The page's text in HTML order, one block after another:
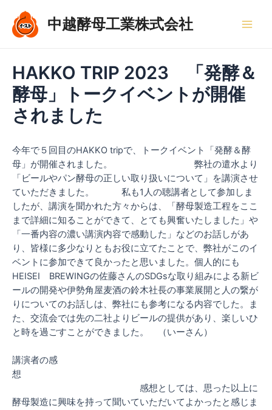
中越酵母工業株式会社
HAKKO TRIP 2023 「発酵＆
酵母」トークイベントが開催
されました
今年で５回目のHAKKO tripで、トークイベント「発酵＆酵
母」が開催されました。 弊社の遣水より
「ビールやパン酵母の正しい取り扱いについて」を講演させ
ていただきました。 私も1人の聴講者として参加しま
したが、講演を聞かれた方々からは、「酵母製造工程をここ
まで詳細に知ることができて、とても興奮いたしました」や
「一番内容の濃い講演内容で感動した」などのお話しがあ
り、皆様に多少なりともお役に立てたことで、弊社がこのイ
ベントに参加できて良かったと思いました。個人的にも
HEISEI BREWINGの佐藤さんのSDGsな取り組みによる新ビ
ールの開発や伊勢角屋麦酒の鈴木社長の事業展開と人の繋が
りについてのお話しは、弊社にも参考になる内容でした。ま
た、交流会では先の二社よりビールの提供があり、楽しいひ
と時を過ごすことができました。 （いーさん）
講演者の感
想
感想としては、思った以上に
酵母製造に興味を持って聞いていただいてよかったと感じま